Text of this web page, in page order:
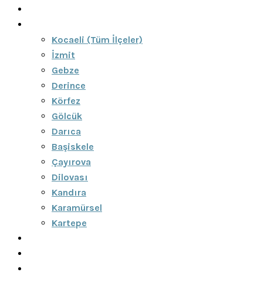
Kocaeli (Tüm İlçeler)
İzmit
Gebze
Derince
Körfez
Gölcük
Darıca
Başiskele
Çayırova
Dilovası
Kandıra
Karamürsel
Kartepe